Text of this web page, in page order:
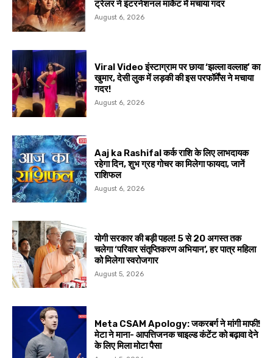
ट्रेलर ने इंटरनेशनल मार्केट में मचाया गदर
August 6, 2026
Viral Video इंस्टाग्राम पर छाया ‘झल्ला वल्लाह’ का
खुमार, देसी लुक में लड़की की इस परफॉर्मेंस ने मचाया
गदर!
August 6, 2026
Aaj ka Rashifal कर्क राशि के लिए लाभदायक
रहेगा दिन, शुभ ग्रह गोचर का मिलेगा फायदा, जानें
राशिफल
August 6, 2026
योगी सरकार की बड़ी पहल! 5 से 20 अगस्त तक
चलेगा ‘परिवार संतृप्तिकरण अभियान’, हर पात्र महिला
को मिलेगा स्वरोजगार
August 5, 2026
Meta CSAM Apology: जकरबर्ग ने मांगी माफी!
मेटा ने माना- आपत्तिजनक चाइल्ड कंटेंट को बढ़ावा देने
के लिए मिला मोटा पैसा